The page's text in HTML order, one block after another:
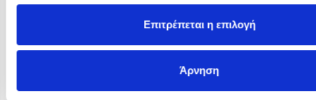
Επιτρέπεται η επιλογή
Άρνηση